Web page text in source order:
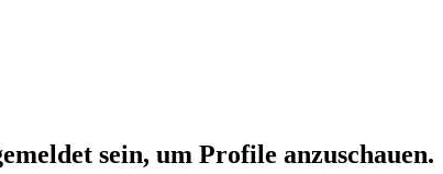
sein, um Profile anzuschauen.